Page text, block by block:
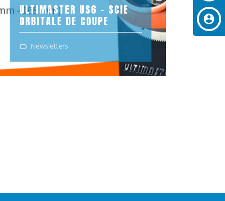
ULTIMASTER US6 - SCIE
ORBITALE DE COUPE
La machine Ultimate Split 6 est utilisée
pour couper des tubes de toutes
matières ayant un Ø mini de 1/2”...
Newsletters